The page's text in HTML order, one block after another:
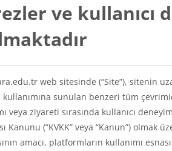
ve kullanıcı
web sitesinde (“Site”), sitenin
sunulan benzeri tüm
veya ziyareti sırasında kullanıcı
(“KVKK” veya “Kanun”) olmak
amacı, platformların kullanımı